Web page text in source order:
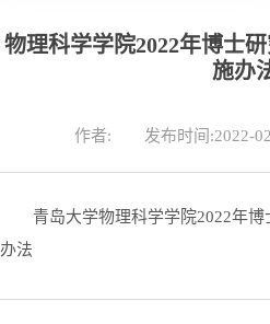
物理科学学院2022年博士
施办
作者: 发布时间:2022-
青岛大学物理科学学院2022年
办法